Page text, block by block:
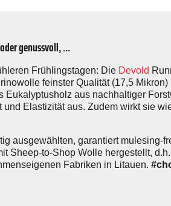
genussvoll, ...
Frühlingstagen: Die Devold
feinster Qualität (17,5 Mikron)
aus nachhaltiger
Elastizität aus. Zudem wirkt sie
ausgewählten, garantiert mulesing-
Sheep-to-Shop Wolle hergestellt,
Fabriken in Litauen.